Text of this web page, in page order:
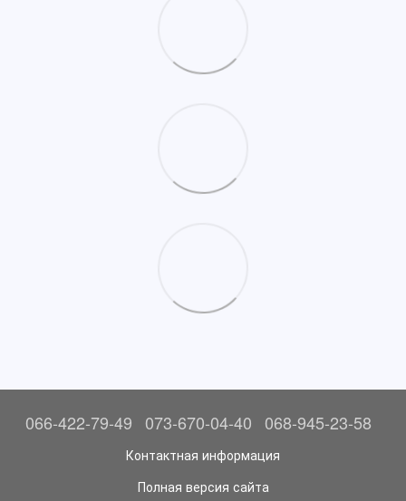
066-422-79-49 073-670-04-40 068-945-23-58
Контактная информация
Полная версия сайта